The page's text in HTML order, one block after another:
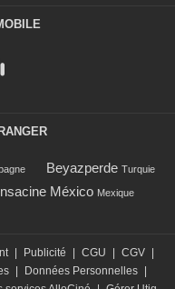
Beyazperde Turquie
México Mexique
Publicité CGU CGV
Données Personnelles